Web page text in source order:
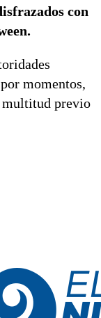
con
momentos,
multitud previo